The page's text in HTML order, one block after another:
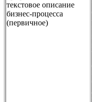
текстовое описание
бизнес-процесса
(первичное)